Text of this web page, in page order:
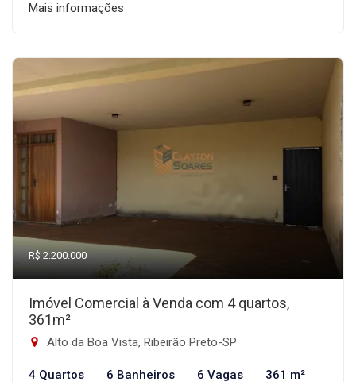
Mais informações
R$ 2.200.000
Imóvel Comercial à Venda com 4 quartos,
361m²
Alto da Boa Vista, Ribeirão Preto-SP
4 Quartos 6 Banheiros 6 Vagas 361 m²